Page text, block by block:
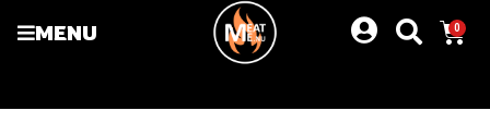
MENU 0